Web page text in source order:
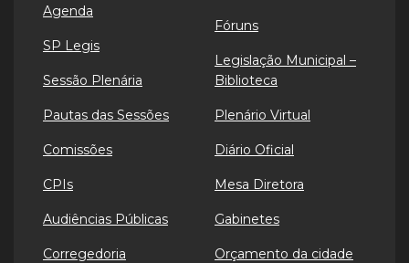
Agenda
SP Legis
Sessão Plenária
Pautas das Sessões
Comissões
CPIs
Audiências Públicas
Corregedoria
Fóruns
Legislação Municipal –
Biblioteca
Plenário Virtual
Diário Oficial
Mesa Diretora
Gabinetes
Orçamento da cidade